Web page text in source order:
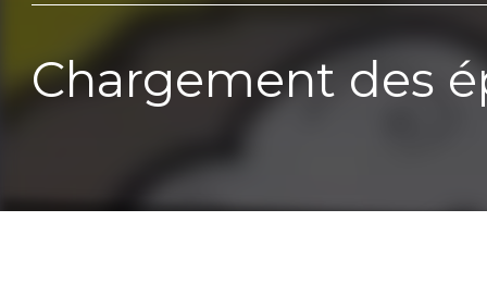
Chargement des